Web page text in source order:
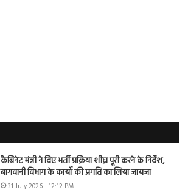
कैबिनेट मंत्री ने दिए भर्ती प्रक्रिया शीघ्र पूरी करने के निर्देश,
बागवानी विभाग के कार्यों की प्रगति का लिया जायजा
31 July 2026 - 12:12 PM